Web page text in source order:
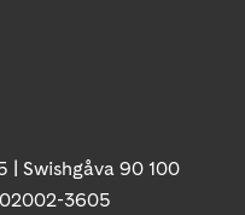
| Swishgåva 90 100
3605